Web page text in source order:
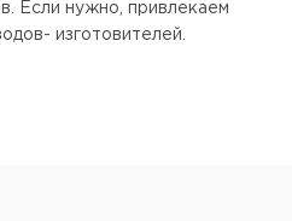
Если нужно, привлекаем
изготовителей.